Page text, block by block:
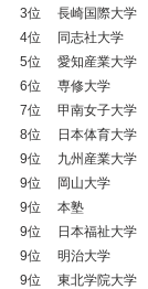
3位　 長崎国際大学
4位　 同志社大学
5位　 愛知産業大学
6位　 専修大学
7位　 甲南女子大学
8位　 日本体育大学
9位　 九州産業大学
9位　 岡山大学
9位　 本塾
9位　 日本福祉大学
9位　 明治大学
9位　 東北学院大学